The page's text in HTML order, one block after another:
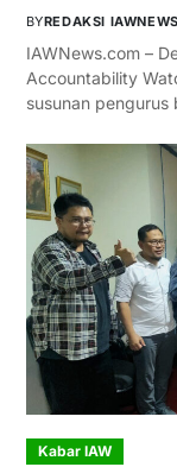
BYREDAKSI IAWNEWS
IAWNews.com –
Accountability
susunan
Kabar IAW